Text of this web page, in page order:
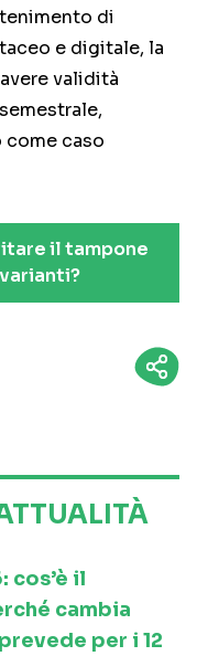
di
e digitale, la
validità
caso
il tampone
cos’è il
cambia
per i 12